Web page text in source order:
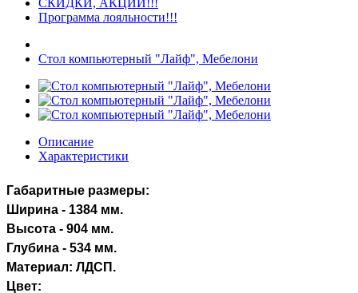
СКИДКИ, АКЦИИ!!!
Программа лояльности!!!
Стол компьютерный "Лайф", Мебелони
Описание
Характеристики
Габаритные размеры:
Ширина - 1384 мм.
Высота - 904 мм.
Глубина - 534 мм.
Материал: ЛДСП.
Цвет: